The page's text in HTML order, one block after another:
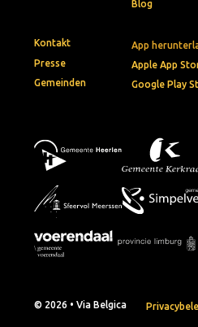
App
Apple App
Google Play
Blog
Kontakt
Presse
Gemeinden
© 2026 • Via Belgica